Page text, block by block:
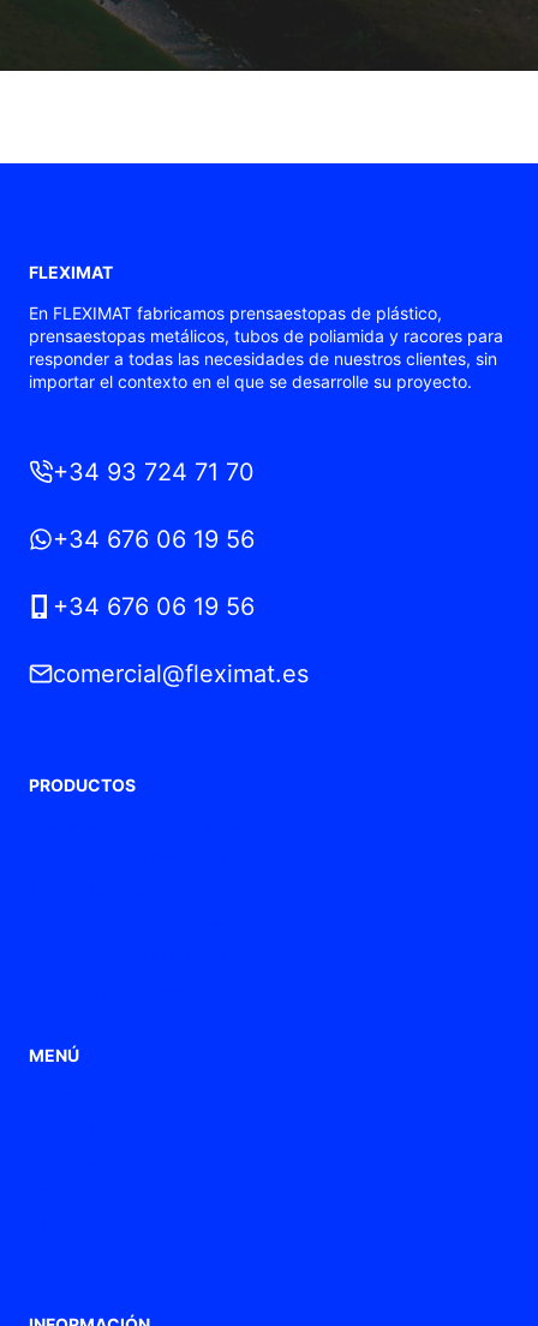
FLEXIMAT
En FLEXIMAT fabricamos prensaestopas de plástico,
prensaestopas metálicos, tubos de poliamida y racores para
responder a todas las necesidades de nuestros clientes, sin
importar el contexto en el que se desarrolle su proyecto.
+34 93 724 71 70
+34 676 06 19 56
+34 676 06 19 56
comercial@fleximat.es
PRODUCTOS
MENÚ